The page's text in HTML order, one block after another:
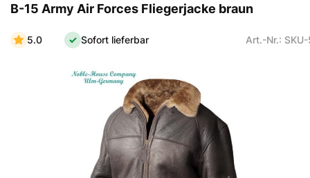
B-15 Army Air Forces Fliegerjacke braun
5.0 Sofort lieferbar Art.-Nr.: